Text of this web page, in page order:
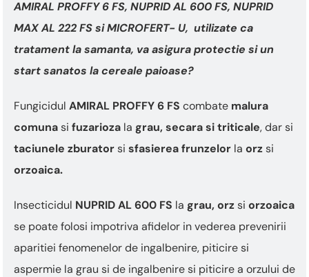
the
One
screen
press
shortcut
the
screen
reader
help
AMIRAL PROFFY 6 FS, NUPRID AL 600 FS, NUPRID
MAX AL 222 FS si MICROFERT- U, utilizate ca
tratament la samanta, va asigura protectie si un
start sanatos la cereale paioase?
Fungicidul AMIRAL PROFFY 6 FS combate malura
comunasi fuzarioza la grau, secara si triticale, dar si
taciunele zburatorsi sfasierea frunzelor la orzsi
orzoaica.
Insecticidul NUPRID AL 600 FS la grau, orzsi orzoaica
se poate folosi impotriva afidelor in vederea prevenirii
aparitiei fenomenelor de ingalbenire, piticire si
aspermie la grau si de ingalbenire si piticire a orzului de